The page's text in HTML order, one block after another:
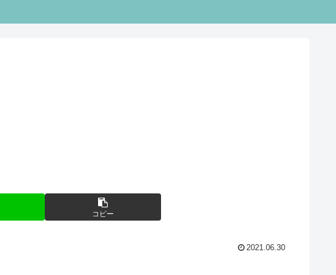
コピー
2021.06.30